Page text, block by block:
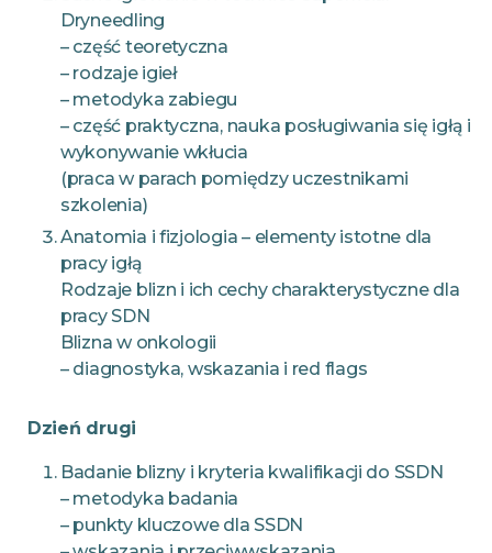
Dryneedling
– część teoretyczna
– rodzaje igieł
– metodyka zabiegu
– część praktyczna, nauka posługiwania się igłą i
wykonywanie wkłucia
(praca w parach pomiędzy uczestnikami
szkolenia)
Anatomia i fizjologia – elementy istotne dla
pracy igłą
Rodzaje blizn i ich cechy charakterystyczne dla
pracy SDN
Blizna w onkologii
– diagnostyka, wskazania i red flags
Dzień drugi
Badanie blizny i kryteria kwalifikacji do SSDN
– metodyka badania
– punkty kluczowe dla SSDN